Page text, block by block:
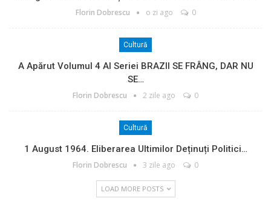
Florin Dobrescu o zi ago 0
Cultură
A Apărut Volumul 4 Al Seriei BRAZII SE FRÂNG, DAR NU
SE…
Florin Dobrescu 2 zile ago 0
Cultură
1 August 1964. Eliberarea Ultimilor Deținuți Politici…
Florin Dobrescu 3 zile ago 0
LOAD MORE POSTS